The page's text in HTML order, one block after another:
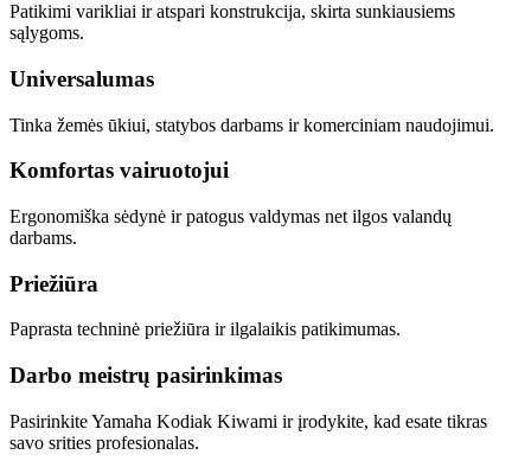
Patikimi varikliai ir atspari konstrukcija, skirta sunkiausiems
sąlygoms.
Universalumas
Tinka žemės ūkiui, statybos darbams ir komerciniam naudojimui.
Komfortas vairuotojui
Ergonomiška sėdynė ir patogus valdymas net ilgos valandų
darbams.
Priežiūra
Paprasta techninė priežiūra ir ilgalaikis patikimumas.
Darbo meistrų pasirinkimas
Pasirinkite Yamaha Kodiak Kiwami ir įrodykite, kad esate tikras
savo srities profesionalas.